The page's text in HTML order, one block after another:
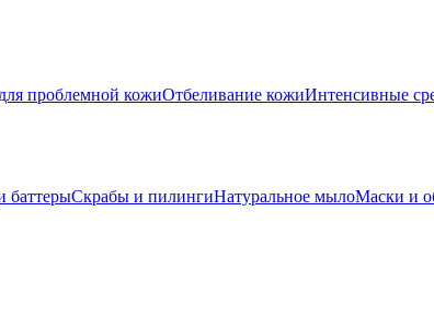
проблемной кожиОтбеливание кожиИнтенсивные
баттерыСкрабы и пилингиНатуральное мылоМаски и